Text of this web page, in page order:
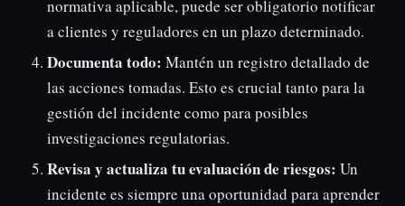
normativa aplicable, puede ser obligatorio notificar
a clientes y reguladores en un plazo determinado.
Documenta todo: Mantén un registro detallado de
las acciones tomadas. Esto es crucial tanto para la
gestión del incidente como para posibles
investigaciones regulatorias.
Revisa y actualiza tu evaluación de riesgos: Un
incidente es siempre una oportunidad para aprender